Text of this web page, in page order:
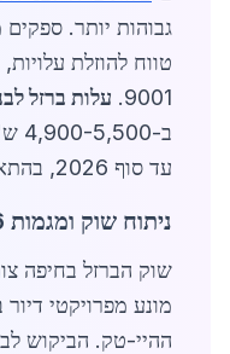
גבוהות יותר. ספקים
9001. עלות ברזל
ב-
עד סוף 2026, בהתאם למגמות גלובליות.
ניתוח שוק ומגמות 2026
מונע מפרויקטי
ההיי-טק. הביקוש